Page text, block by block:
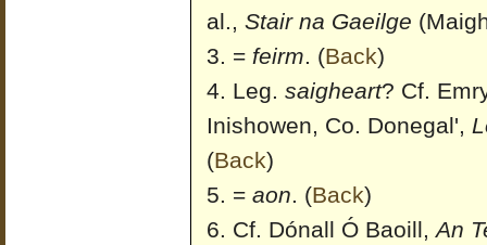
al., Stair na Gaeilge
= feirm. (Back)
Leg. saigheart? Cf.
Inishowen, Co. Donegal',
(Back)
= aon. (Back)
Cf. Dónall Ó Baoill,An